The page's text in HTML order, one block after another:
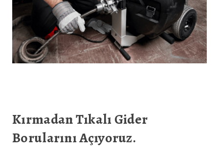
Kırmadan Tıkalı Gider
Borularını Açıyoruz.